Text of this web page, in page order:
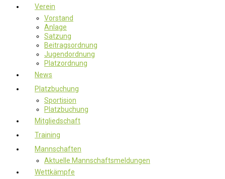
Verein
Vorstand
Anlage
Satzung
Beitragsordnung
Jugendordnung
Platzordnung
News
Platzbuchung
Sportision
Platzbuchung
Mitgliedschaft
Training
Mannschaften
Aktuelle Mannschaftsmeldungen
Wettkämpfe